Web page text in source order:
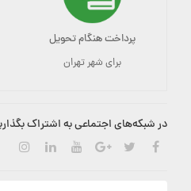
پرداخت هنگام تحویل
برای شهر تهران
در شبکه‌های اجتماعی به اشتراک